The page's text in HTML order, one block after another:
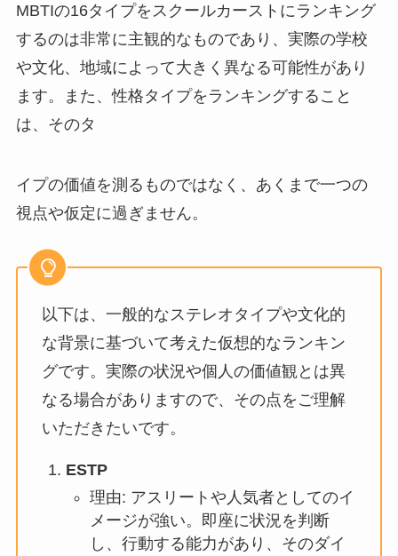
MBTIの16タイプをスクールカーストにランキング
するのは非常に主観的なものであり、実際の学校
や文化、地域によって大きく異なる可能性があり
ます。また、性格タイプをランキングすること
は、そのタ
イプの価値を測るものではなく、あくまで一つの
視点や仮定に過ぎません。
以下は、一般的なステレオタイプや文化的
な背景に基づいて考えた仮想的なランキン
グです。実際の状況や個人の価値観とは異
なる場合がありますので、その点をご理解
いただきたいです。
ESTP
理由: アスリートや人気者としてのイ
メージが強い。即座に状況を判断
し、行動する能力があり、そのダイ